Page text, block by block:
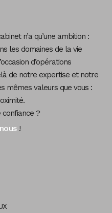
n’a qu’une ambition :
les domaines de la vie
d’opérations
de notre expertise et notre
mêmes valeurs que vous :
confiance ?
!